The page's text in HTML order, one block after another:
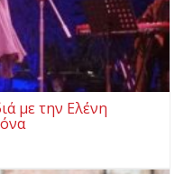
με την Ελένη